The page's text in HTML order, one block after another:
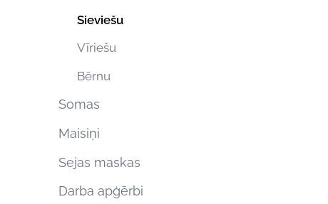
Sieviešu
Vīriešu
Bērnu
Somas
Maisiņi
Sejas maskas
Darba apģērbi